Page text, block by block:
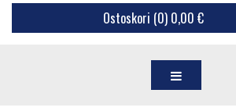
Ostoskori (0) 0,00 €